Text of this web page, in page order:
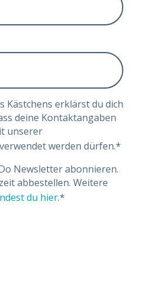
Kästchens erklärst du dich
deine Kontaktangaben
unserer
verwendet werden dürfen.*
Newsletter abonnieren.
abbestellen. Weitere
du hier.*